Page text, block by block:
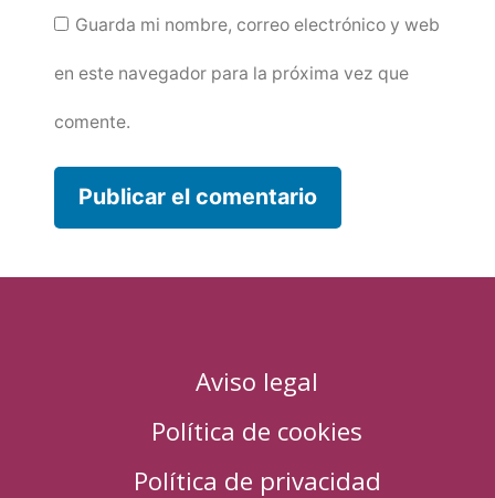
Guarda mi nombre, correo electrónico y web
en este navegador para la próxima vez que
comente.
Aviso legal
Política de cookies
Política de privacidad